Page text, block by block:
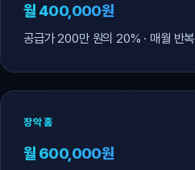
월 400,000원
공급가 200만 원의 20% · 매월 반복
장악홈
월 600,000원